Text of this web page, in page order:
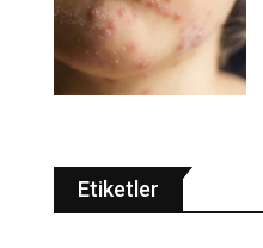
Etiketler